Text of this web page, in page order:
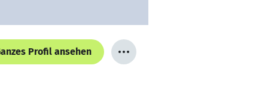
Profil ansehen